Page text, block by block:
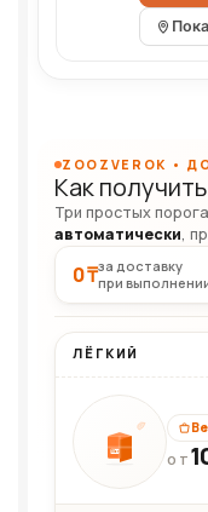
ZOOZVEROK •
Как получить
Три простых
автоматически,
0 ₸за доставку
при
ЛЁГКИЙ
10кг
ОТ